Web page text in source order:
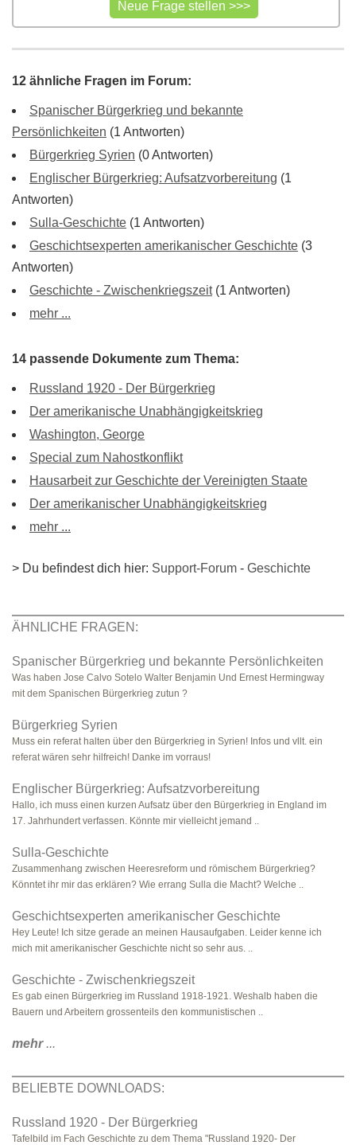
12 ähnliche Fragen im Forum:
Spanischer Bürgerkrieg und bekannte
Persönlichkeiten (1 Antworten)
Bürgerkrieg Syrien (0 Antworten)
Englischer Bürgerkrieg: Aufsatzvorbereitung (1
Antworten)
Sulla-Geschichte (1 Antworten)
Geschichtsexperten amerikanischer Geschichte (3
Antworten)
Geschichte - Zwischenkriegszeit(1 Antworten)
mehr ...
14 passende Dokumente zum Thema:
Russland 1920 - Der Bürgerkrieg
Der amerikanische Unabhängigkeitskrieg
Washington, George
Special zum Nahostkonflikt
Hausarbeit zur Geschichte der Vereinigten Staate
Der amerikanischer Unabhängigkeitskrieg
mehr ...
> Du befindest dich hier: Support-Forum - Geschichte
ÄHNLICHE FRAGEN:
Spanischer Bürgerkrieg und bekannte Persönlichkeiten
Was haben Jose Calvo Sotelo Walter Benjamin Und Ernest Hermingway
mit dem Spanischen Bürgerkrieg zutun ?
Bürgerkrieg Syrien
Muss ein referat halten über den Bürgerkrieg in Syrien! Infos und vllt. ein
referat wären sehr hilfreich! Danke im vorraus!
Englischer Bürgerkrieg: Aufsatzvorbereitung
Hallo, ich muss einen kurzen Aufsatz über den Bürgerkrieg in England im
17. Jahrhundert verfassen. Könnte mir vielleicht jemand ..
Sulla-Geschichte
Zusammenhang zwischen Heeresreform und römischem Bürgerkrieg?
Könntet ihr mir das erklären? Wie errang Sulla die Macht? Welche ..
Geschichtsexperten amerikanischer Geschichte
Hey Leute! Ich sitze gerade an meinen Hausaufgaben. Leider kenne ich
mich mit amerikanischer Geschichte nicht so sehr aus. ..
Geschichte - Zwischenkriegszeit
Es gab einen Bürgerkrieg im Russland 1918-1921. Weshalb haben die
Bauern und Arbeitern grossenteils den kommunistischen ..
mehr...
BELIEBTE DOWNLOADS:
Russland 1920 - Der Bürgerkrieg
Tafelbild im Fach Geschichte zu dem Thema "Russland 1920- Der